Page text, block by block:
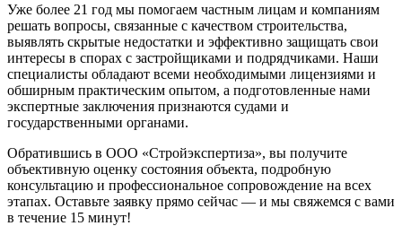
Уже более 21 год мы помогаем частным лицам и компаниям
решать вопросы, связанные с качеством строительства,
выявлять скрытые недостатки и эффективно защищать свои
интересы в спорах с застройщиками и подрядчиками. Наши
специалисты обладают всеми необходимыми лицензиями и
обширным практическим опытом, а подготовленные нами
экспертные заключения признаются судами и
государственными органами.
Обратившись в ООО «Стройэкспертиза», вы получите
объективную оценку состояния объекта, подробную
консультацию и профессиональное сопровождение на всех
этапах. Оставьте заявку прямо сейчас — и мы свяжемся с вами
в течение 15 минут!